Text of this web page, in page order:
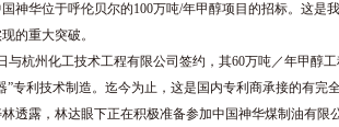
神华位于呼伦贝尔的100万吨/年甲醇项目的招标。这是
的重大突破。
杭州化工技术工程有限公司签约，其60万吨／年甲醇
”专利技术制造。迄今为止，这是国内专利商承接的有完
透露，林达眼下正在积极准备参加中国神华煤制油有限